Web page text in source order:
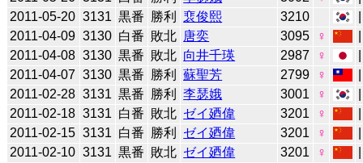
2011-05-20 3131 黒番 勝利 裵俊熙 3210
2011-04-09 3130 白番 敗北 唐奕 3095 ♀
2011-04-08 3130 黒番 敗北 向井千瑛 2987 ♀
2011-04-07 3130 黒番 勝利 蘇聖芳 2799 ♀
2011-02-28 3131 黒番 勝利 李瑟娥 3001 ♀
2011-02-18 3131 白番 敗北 ゼイ廼偉 3201 ♀
2011-02-15 3131 白番 勝利 ゼイ廼偉 3201 ♀
2011-02-10 3131 黒番 敗北 ゼイ廼偉 3201 ♀